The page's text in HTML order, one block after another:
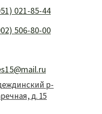
021-85-44
506-80-00
р-
д. 15